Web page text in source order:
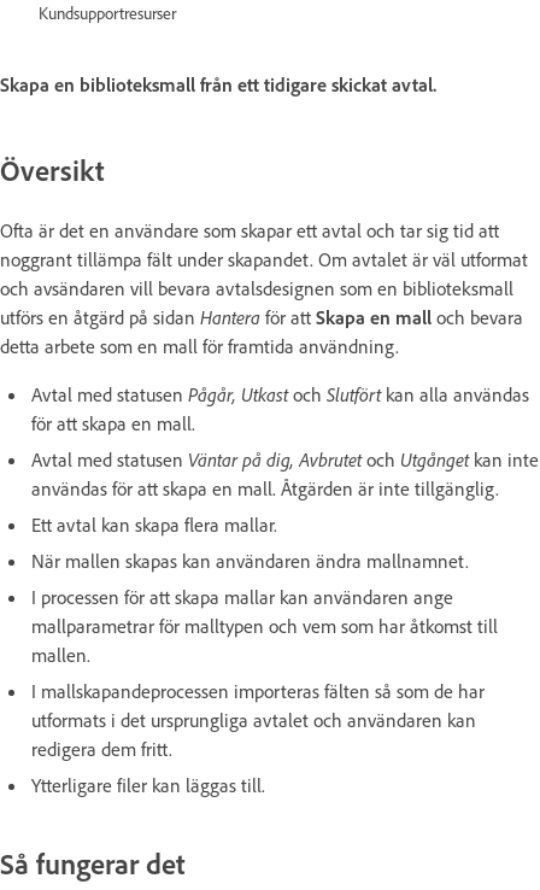
Kundsupportresurser
Skapa en biblioteksmall från ett tidigare skickat avtal.
Översikt
Ofta är det en användare som skapar ett avtal och tar sig tid att
noggrant tillämpa fält under skapandet. Om avtalet är väl utformat
och avsändaren vill bevara avtalsdesignen som en biblioteksmall
utförs en åtgärd på sidan Hantera för att Skapa en mall och bevara
detta arbete som en mall för framtida användning.
Avtal med statusen Pågår, Utkastoch Slutfört kan alla användas
för att skapa en mall.
Avtal med statusen Väntar på dig, Avbrutetoch Utgånget kan inte
användas för att skapa en mall. Åtgärden är inte tillgänglig.
Ett avtal kan skapa flera mallar.
När mallen skapas kan användaren ändra mallnamnet.
I processen för att skapa mallar kan användaren ange
mallparametrar för malltypen och vem som har åtkomst till
mallen.
I mallskapandeprocessen importeras fälten så som de har
utformats i det ursprungliga avtalet och användaren kan
redigera dem fritt.
Ytterligare filer kan läggas till.
Så fungerar det